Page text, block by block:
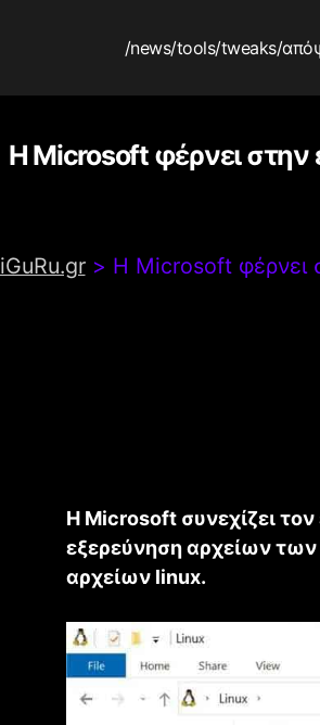
/news/tools/tweaks/
Η Microsoft φέρνει στην
iGuRu.gr> Η Microsoft φέρνει
Η Microsoft συνεχίζει
εξερεύνηση αρχείων των
αρχείων linux.